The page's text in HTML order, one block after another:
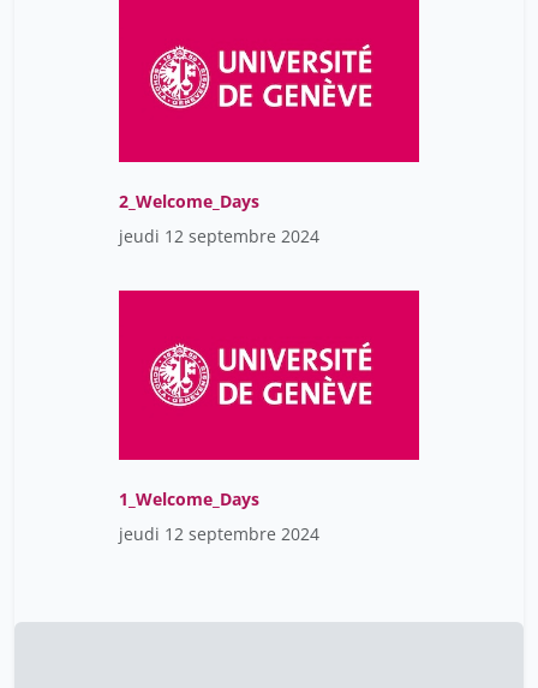
2_Welcome_Days
jeudi 12 septembre 2024
1_Welcome_Days
jeudi 12 septembre 2024